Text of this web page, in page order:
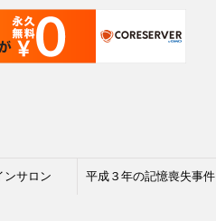
ンサロン 平成３年の記憶喪失事件